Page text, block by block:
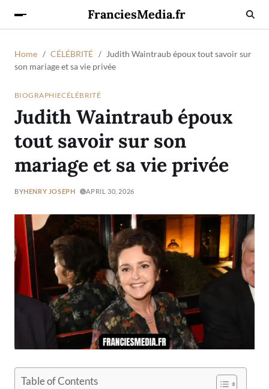
FranciesMedia.fr
Home CÉLÉBRITÉ
Judith Waintraub époux tout savoir sur
son mariage et sa vie privée
BIOGRAPHIECÉLÉBRITÉ
Judith Waintraub époux
tout savoir sur son
mariage et sa vie privée
BYHENRY JOSEPH APRIL 30, 2026
Table of Contents